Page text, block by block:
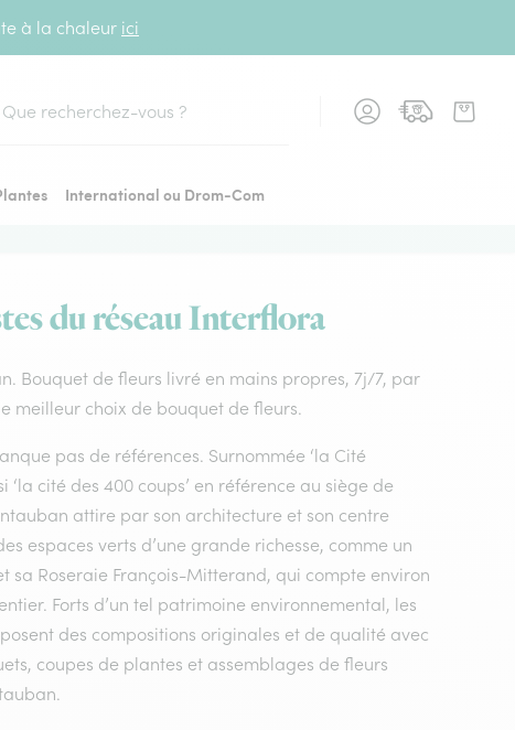
à la chaleur ici
International ou Drom-Com
du réseau Interflora
Bouquet de fleurs livré en mains propres, 7j/7, par
meilleur choix de bouquet de fleurs.
pas de références. Surnommée ‘la Cité
‘la cité des 400 coups’ en référence au siège de
attire par son architecture et son centre
espaces verts d’une grande richesse, comme un
sa Roseraie François-Mitterand, qui compte environ
Forts d’un tel patrimoine environnemental, les
des compositions originales et de qualité avec
coupes de plantes et assemblages de fleurs